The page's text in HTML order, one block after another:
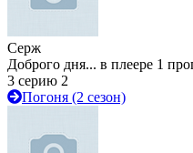
Серж
Доброго дня... в плеере 1
3 серию 2
Погоня (2 сезон)